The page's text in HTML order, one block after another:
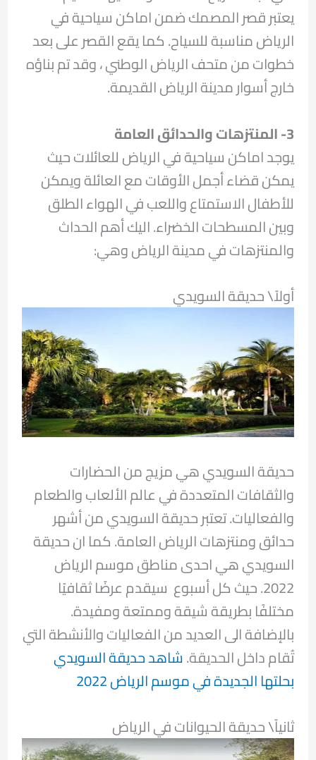
يعتبر قصر المصمك ضمن اماكن سياحية في
الرياض مناسبة للسياح. كما يقع القصر على بعد
خطوات من متحف الرياض الوطني ، وقد تم بناؤه
خارج أسوار مدينة الرياض القديمة.
3- المنتزهات والحدائق العامة
يوجد اماكن سياحية في الرياض للعائلات حيث
يمكن قضاء أجمل الأوقات مع العائلة ويمكن
للأطفال الاستمتاع واللعب في الهواء الطلق
وبين المسطحات الخضراء. اليك أهم الحداث
والمنتزهات في مدينة الرياض وهي:
أولاً\ حديقة السويدي
حديقة السويدي هي مزيج من الحضارات
والثقافات المتعددة في عالم الألعاب والطعام
والفعاليات. تعتبر حديقة السويدي من أشهر
حدائق ومنتزهات الرياض العامة. كما ان حديقة
السويدي هي احدى مناطق موسم الرياض
2022. حيث كل أسبوع سيقدم عرضًا ثقافيًا
مختلفًا بطريقة شيقة وممتعة ومفيدة.
بالإضافة الى العديد من الفعاليات والأنشطة التي
تُقام داخل الحديقة.شاهد حديقة السويدي
بحلتها الجديدة في موسم الرياض 2022
ثانياً\ حديقة الحيوانات في الرياض